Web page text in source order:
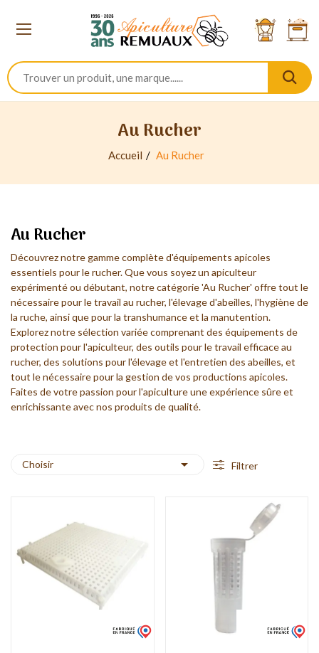
Au Rucher
Accueil Au Rucher
Au Rucher
Découvrez notre gamme complète d'équipements apicoles
essentiels pour le rucher. Que vous soyez un apiculteur
expérimenté ou débutant, notre catégorie 'Au Rucher' offre tout le
nécessaire pour le travail au rucher, l'élevage d'abeilles, l'hygiène de
la ruche, ainsi que pour la transhumance et la manutention.
Explorez notre sélection variée comprenant des équipements de
protection pour l'apiculteur, des outils pour le travail efficace au
rucher, des solutions pour l'élevage et l'entretien des abeilles, et
tout le nécessaire pour la gestion de vos productions apicoles.
Faites de votre passion pour l'apiculture une expérience sûre et
enrichissante avec nos produits de qualité.
Choisir  Filtrer